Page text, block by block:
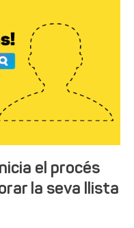
el procés
la seva llista